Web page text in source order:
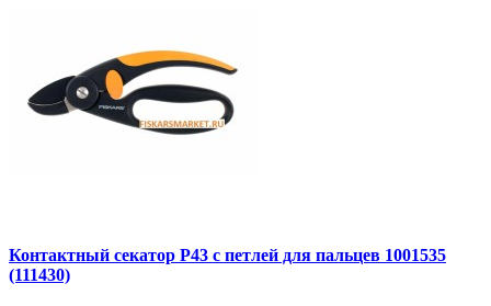
Контактный секатор P43 с петлей для пальцев 1001535
(111430)